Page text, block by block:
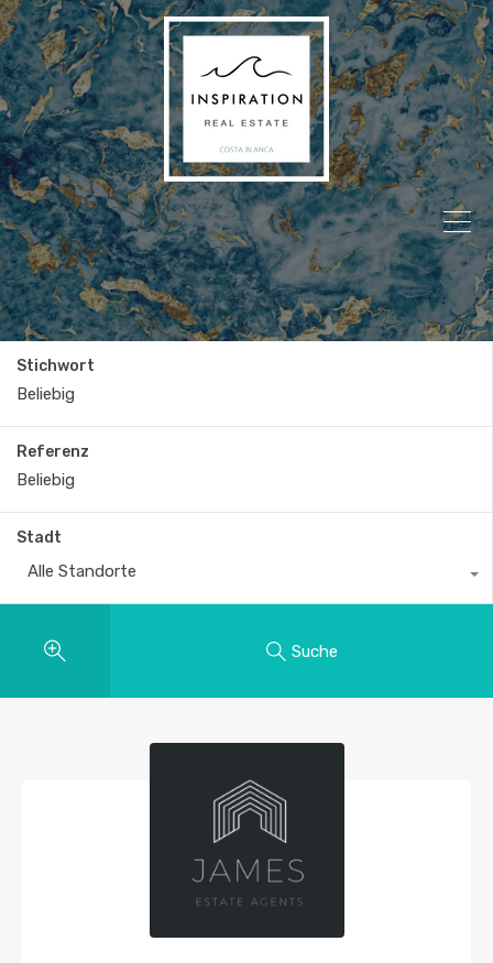
Stichwort
Referenz
Stadt
Alle Standorte
Suche